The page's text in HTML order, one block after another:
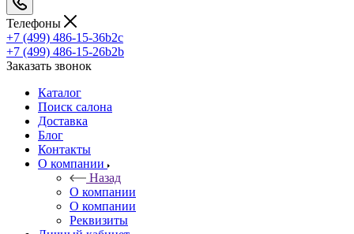
Телефоны
+7 (499) 486-15-36b2c
+7 (499) 486-15-26b2b
Заказать звонок
Каталог
Поиск салона
Доставка
Блог
Контакты
О компании
Назад
О компании
О компании
Реквизиты